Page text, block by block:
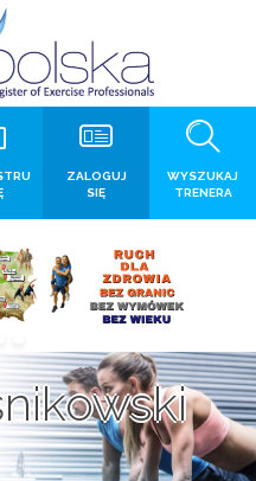
WYSZUKAJ
TRENERA
ZALOGUJ
SIĘ